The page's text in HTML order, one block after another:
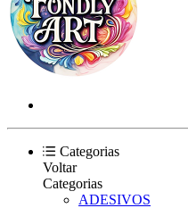
Categorias
Voltar
Categorias
ADESIVOS